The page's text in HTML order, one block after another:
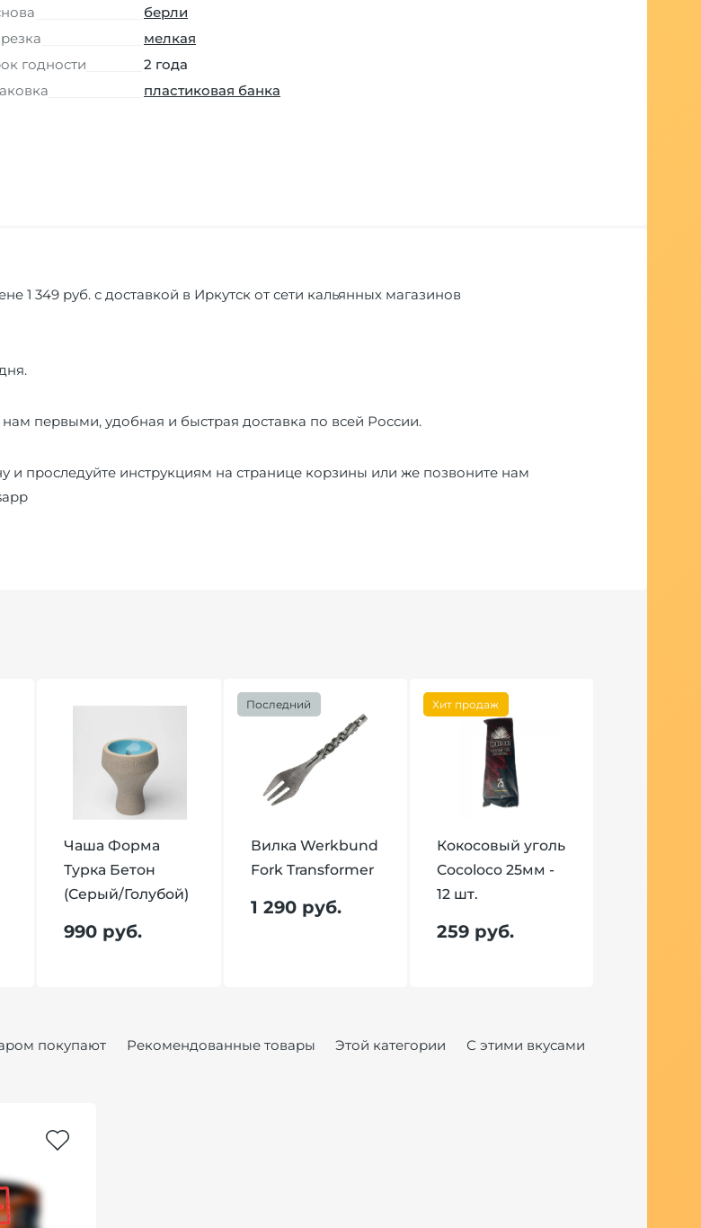
берли
мелкая
годности
2 года
пластиковая банка
1 349 руб. с доставкой в Иркутск от сети кальянных магазинов
первыми, удобная и быстрая доставка по всей России.
и проследуйте инструкциям на странице корзины или же позвоните нам
Чаша Форма
Турка Бетон
(Серый/Голубой)
990 руб.
Последний
Вилка Werkbund
Fork Transformer
1 290 руб.
Хит продаж
Кокосовый уголь
Cocoloco 25мм -
12 шт.
259 руб.
покупают Рекомендованные товары Этой категории С этими вкусами